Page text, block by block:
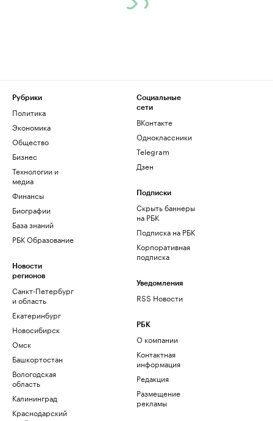
Рубрики
Политика
Экономика
Общество
Бизнес
Технологии и
медиа
Финансы
Биографии
База знаний
РБК Образование
Новости
регионов
Санкт-Петербург
и область
Екатеринбург
Новосибирск
Омск
Башкортостан
Вологодская
область
Калининград
Краснодарский
Социальные
сети
ВКонтакте
Одноклассники
Telegram
Дзен
Подписки
Скрыть баннеры
на РБК
Подписка на РБК
Корпоративная
подписка
Уведомления
RSS Новости
РБК
О компании
Контактная
информация
Редакция
Размещение
рекламы